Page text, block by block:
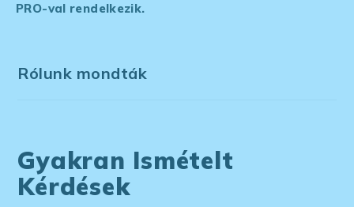
PRO-val rendelkezik.
Rólunk mondták
Gyakran Ismételt
Kérdések